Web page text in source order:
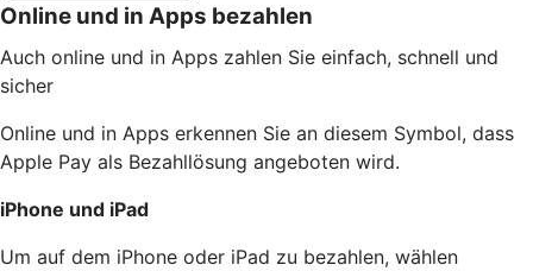
Online und in Apps bezahlen
Auch online und in Apps zahlen Sie einfach, schnell und
sicher
Online und in Apps erkennen Sie an diesem Symbol, dass
Apple Pay als Bezahllösung angeboten wird.
iPhone und iPad
Um auf dem iPhone oder iPad zu bezahlen, wählen